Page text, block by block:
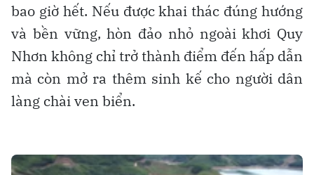
bao giờ hết. Nếu được khai thác đúng hướng
và bền vững, hòn đảo nhỏ ngoài khơi Quy
Nhơn không chỉ trở thành điểm đến hấp dẫn
mà còn mở ra thêm sinh kế cho người dân
làng chài ven biển.